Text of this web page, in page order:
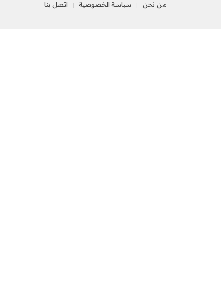
من نحن سياسة الخصوصية اتصل بنا